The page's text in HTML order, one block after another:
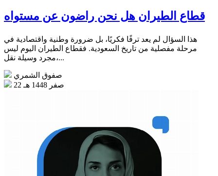
قطاع الطيران هل نحن راضون عن مستواه
هذا السؤال لم يعد ترفًا فكريًا، بل ضرورة وطنية واقتصادية في
مرحلة مفصلية من تاريخ السعودية. فقطاع الطيران اليوم ليس
مجرد وسيلة نقل،...
صفوق الشمري
22 صفر 1448 هـ